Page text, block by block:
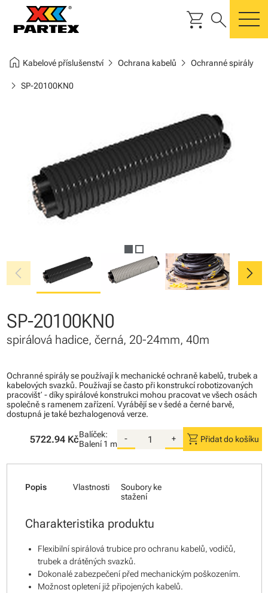
shopping_cart search
home Kabelové příslušenstvíchevron_right Ochrana kabelů chevron_right Ochranné spirály
chevron_right SP-20100KN0
chevron_left chevron_right
SP-20100KN0
spirálová hadice, černá, 20-24mm, 40m
Ochranné spirály se používají k mechanické ochraně kabelů, trubek a
kabelových svazků. Používají se často při konstrukcí robotizovaných
pracovišť - díky spirálové konstrukci mohou pracovat ve všech osách
společně s ramenem zařízení. Vyrábějí se v šedé a černé barvě,
dostupná je také bezhalogenová verze.
5722.94 KčBalíček:
Balení 1 m
- + shopping_cart Přidat do košíku
Popis Vlastnosti
Soubory ke
stažení
Charakteristika produktu
Flexibilní spirálová trubice pro ochranu kabelů, vodičů,
trubek a drátěných svazků.
Dokonalé zabezpečení před mechanickým poškozením.
Možnost opletení již připojených kabelů.